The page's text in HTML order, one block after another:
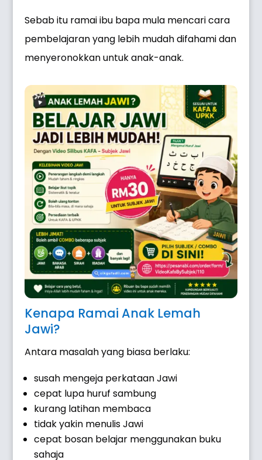
Sebab itu ramai ibu bapa mula mencari cara
pembelajaran yang lebih mudah difahami dan
menyeronokkan untuk anak-anak.
Kenapa Ramai Anak Lemah
Jawi?
Antara masalah yang biasa berlaku:
susah mengeja perkataan Jawi
cepat lupa huruf sambung
kurang latihan membaca
tidak yakin menulis Jawi
cepat bosan belajar menggunakan buku
sahaja